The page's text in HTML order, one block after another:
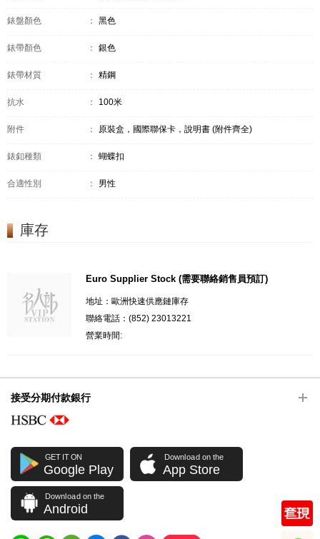
錶盤顏色 ： 黑色
錶帶顏色 ： 銀色
錶帶材質 ： 精鋼
抗水 ： 100米
附件 ： 原裝盒，國際聯保卡，說明書 (附件齊全)
錶釦種類 ： 蝴蝶扣
合適性別 ： 男性
庫存
Euro Supplier Stock (需要聯絡銷售員預訂)
地址：歐洲快速供應鏈庫存
聯絡電話：(852) 23013221
營業時間:
接受分期付款銀行
GET IT ON
Google Play
Download on the
App Store
Download on the
Android